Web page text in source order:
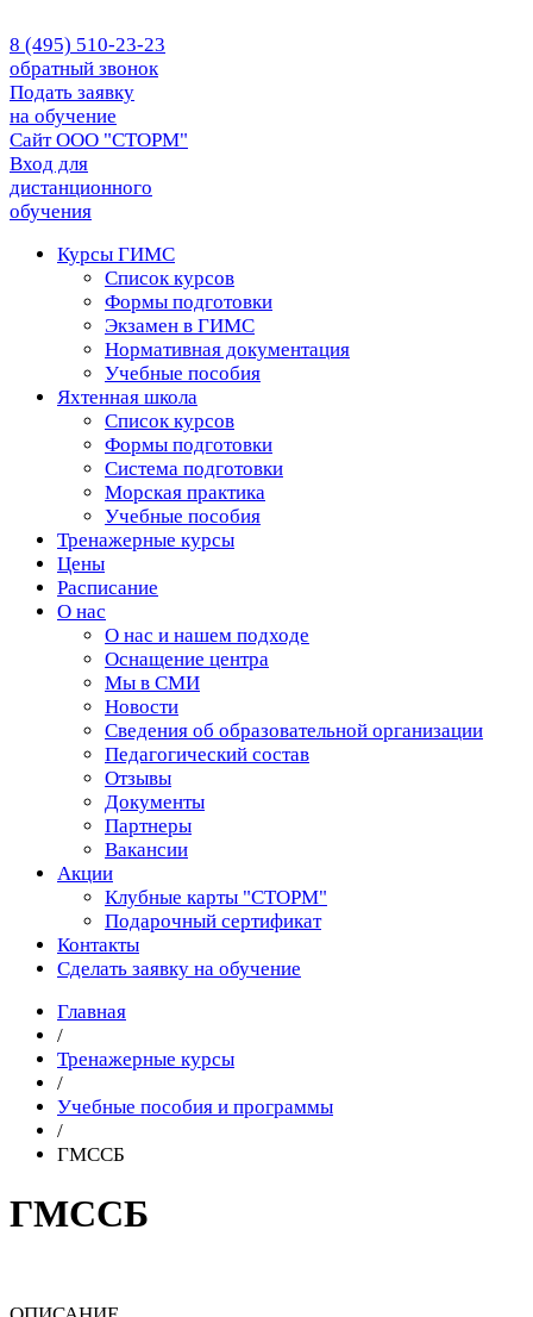
8 (495) 510-23-23
обратный звонок
Подать заявку
на обучение
Сайт ООО "СТОРМ"
Вход для
дистанционного
обучения
Курсы ГИМС
Список курсов
Формы подготовки
Экзамен в ГИМС
Нормативная документация
Учебные пособия
Яхтенная школа
Список курсов
Формы подготовки
Cистема подготовки
Морская практика
Учебные пособия
Тренажерные курсы
Цены
Расписание
О нас
О нас и нашем подходе
Оснащение центра
Мы в СМИ
Новости
Сведения об образовательной организации
Педагогический состав
Отзывы
Документы
Партнеры
Вакансии
Акции
Клубные карты "СТОРМ"
Подарочный сертификат
Контакты
Сделать заявку на обучение
Главная
/
Тренажерные курсы
/
Учебные пособия и программы
/
ГМССБ
ГМССБ